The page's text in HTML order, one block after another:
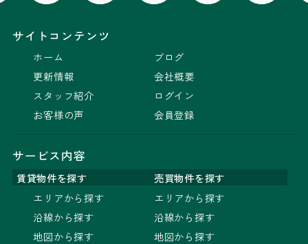
サイトコンテンツ
ホーム
更新情報
スタッフ紹介
お客様の声
ブログ
会社概要
ログイン
会員登録
サービス内容
賃貸物件を探す
売買物件を探す
エリアから探す
沿線から探す
地図から探す
エリアから探す
沿線から探す
地図から探す